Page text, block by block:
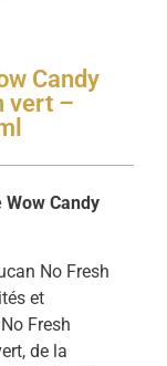
Candy
vert –
Candy
No Fresh
et
Fresh
de la